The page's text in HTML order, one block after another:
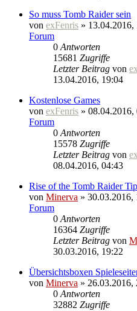
So muss Tomb Raider sein
von exFenris » 13.04.2016,
Forum
0 Antworten
15681 Zugriffe
Letzter Beitrag von
13.04.2016, 19:04
Kostenlose Games
von exFenris » 08.04.2016,
Forum
0 Antworten
15578 Zugriffe
Letzter Beitrag von
08.04.2016, 04:43
Rise of the Tomb Raider
von Minerva » 30.03.2016,
Forum
0 Antworten
16364 Zugriffe
Letzter Beitrag von
30.03.2016, 19:22
Übersichtsboxen
von Minerva » 26.03.2016,
0 Antworten
32882 Zugriffe